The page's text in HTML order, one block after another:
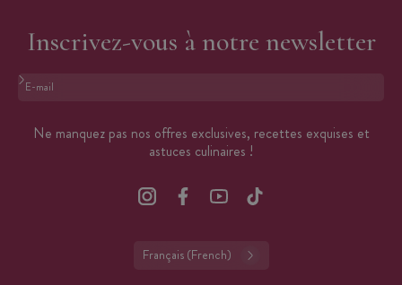
Inscrivez-vous à notre newsletter
Format : adresse@email.com
Ne manquez pas nos offres exclusives, recettes exquises et
astuces culinaires !
Français (French)